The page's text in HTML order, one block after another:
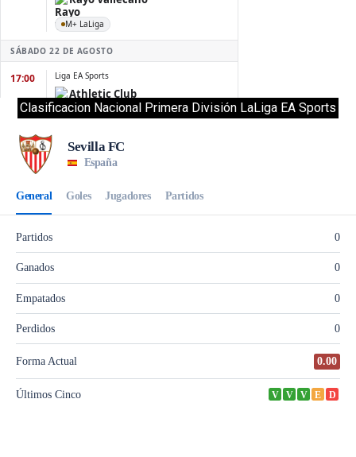
Clasificacion Nacional Primera División LaLiga EA Sports